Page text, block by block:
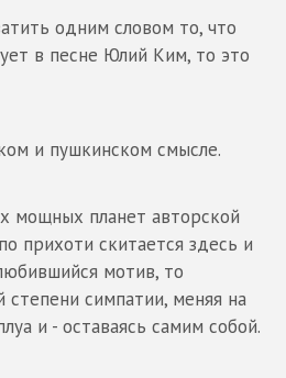
одним словом то, что
в песне Юлий Ким, то это
и пушкинском смысле.
мощных планет авторской
прихоти скитается здесь и
мотив, то
степени симпатии, меняя на
и - оставаясь самим собой.